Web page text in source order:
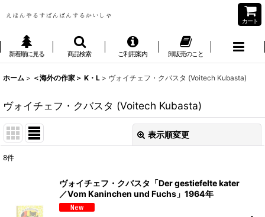
カート
新着順に見る 商品検索 ご利用案内 卸販売のこと
ホーム > ＜海外の作家＞ K・L > ヴォイチェフ・クバスタ (Voitech Kubasta)
ヴォイチェフ・クバスタ (Voitech Kubasta)
表示順変更
8件
ヴォイチェフ・クバスタ「Der gestiefelte kater
／Vom Kaninchen und Fuchs」1964年